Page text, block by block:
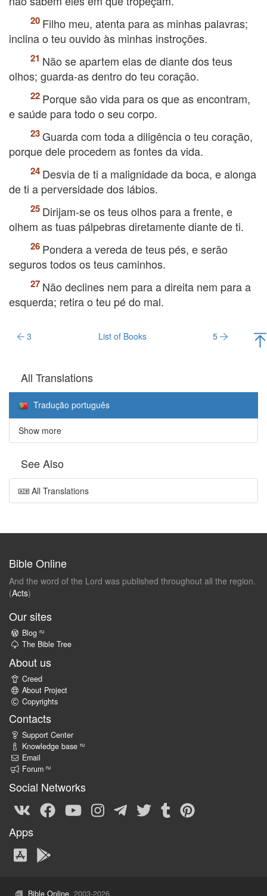
Filho meu, atenta para as minhas palavras;
inclina o teu ouvido às minhas instroções.
Não se apartem elas de diante dos teus
olhos; guarda-as dentro do teu coração.
Porque são vida para os que as encontram,
e saúde para todo o seu corpo.
Guarda com toda a diligência o teu coração,
porque dele procedem as fontes da vida.
Desvia de ti a malignidade da boca, e alonga
de ti a perversidade dos lábios.
Dirijam-se os teus olhos para a frente, e
olhem as tuas pálpebras diretamente diante de ti.
Pondera a vereda de teus pés, e serão
seguros todos os teus caminhos.
Não declines nem para a direita nem para a
esquerda; retira o teu pé do mal.
3 List of Books 5
All Translations
Tradução português
Show more
See Also
All Translations
Bible Online
And the word of the Lord was published throughout all the region.
(Acts)
Our sites
Blog ru
The Bible Tree
About us
Creed
About Project
Copyrights
Contacts
Support Center
Knowledge base ru
Email
Forum ru
Social Networks
Apps
Bible Online, 2003-2026.